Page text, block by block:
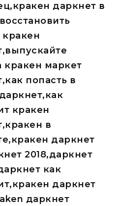
даркнет в
кракен
кракен маркет
попасть в
кракен
в
даркнет
2018,даркнет
как
даркнет
даркнет